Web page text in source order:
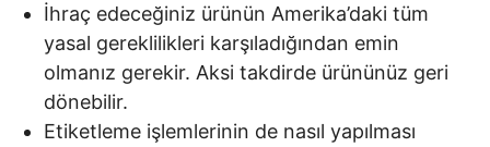
İhraç edeceğiniz ürünün Amerika’daki tüm
yasal gereklilikleri karşıladığından emin
olmanız gerekir. Aksi takdirde ürününüz geri
dönebilir.
Etiketleme işlemlerinin de nasıl yapılması